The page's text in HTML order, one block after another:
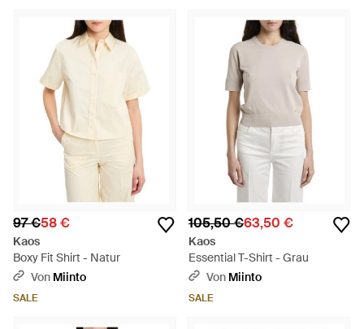
97 €58 €
Kaos
Boxy Fit Shirt - Natur
Von Miinto
SALE
105,50 €63,50 €
Kaos
Essential T-Shirt - Grau
Von Miinto
SALE